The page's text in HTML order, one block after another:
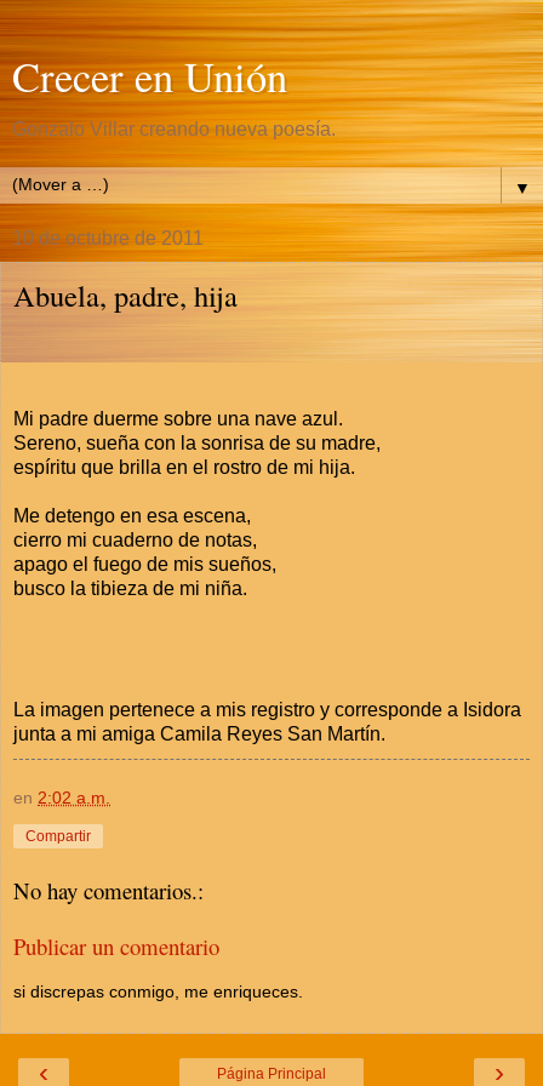
Crecer en Unión
Gonzalo Villar creando nueva poesía.
▼
10 de octubre de 2011
Abuela, padre, hija
Mi padre duerme sobre una nave azul.
Sereno, sueña con la sonrisa de su madre,
espíritu que brilla en el rostro de mi hija.
Me detengo en esa escena,
cierro mi cuaderno de notas,
apago el fuego de mis sueños,
busco la tibieza de mi niña.
La imagen pertenece a mis registro y corresponde a Isidora
junta a mi amiga Camila Reyes San Martín.
en 2:02 a.m.
Compartir
No hay comentarios.:
Publicar un comentario
si discrepas conmigo, me enriqueces.
‹ ›
Página Principal